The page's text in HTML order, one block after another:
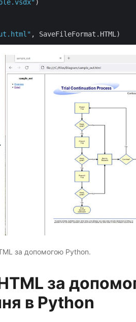
)
за допомогою Python.
за
в Python